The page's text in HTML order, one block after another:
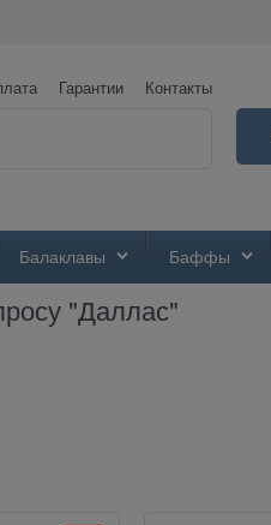
Гарантии Контакты
Балаклавы Баффы
"Даллас"